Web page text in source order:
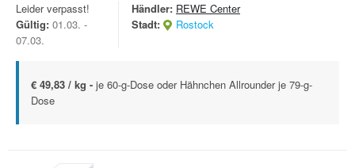
Leider verpasst!
Gültig: 01.03. -
07.03.
Händler: REWE Center
Stadt:
Rostock
€ 49,83 / kg - je 60-g-Dose oder Hähnchen Allrounder je 79-g-
Dose